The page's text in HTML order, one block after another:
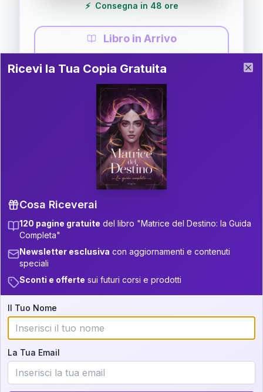
⚡ Consegna in 48 ore
Libro in Arrivo
Guida completa di Coppia
Il libro è in fase di scrittura. Iscriviti alla newsletter
per ricevere aggiornamenti!
P.S. Interpretazione parziale
gratuita
Scorri più in basso per vedere
un'interpretazione parziale gratuita della tua
Iscriviti alla newsletter per ricevere
aggiornamenti quando sarà disponibile.
Cosa scoprirete nella vostra
interpretazione:
💕 Come rafforzare la vostra unione
Ricevi la Tua Copia Gratuita del Libro
Ricevi la Tua Copia Gratuita
Cosa Riceverai
120 pagine gratuite del libro "Matrice del Destino: la Guida
Completa"
Newsletter esclusiva con aggiornamenti e contenuti
speciali
Sconti e offerte sui futuri corsi e prodotti
Il Tuo Nome
La Tua Email